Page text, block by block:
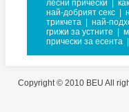
лесни прически
най-добрият секс
трикчета
най-
грижи за устните
прически за есента
Copyright © 2010 BEU All